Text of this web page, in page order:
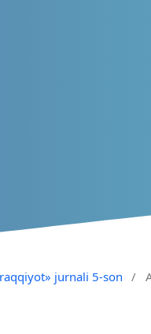
jurnali 5-son /